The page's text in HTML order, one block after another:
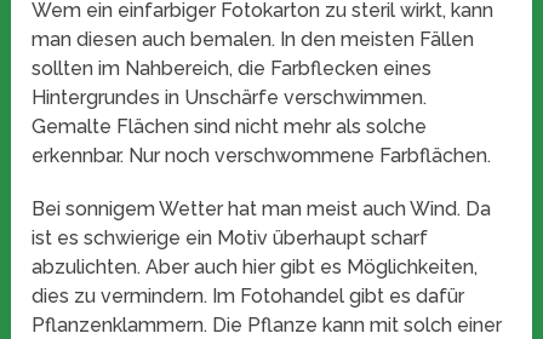
Wem ein einfarbiger Fotokarton zu steril wirkt, kann
man diesen auch bemalen. In den meisten Fällen
sollten im Nahbereich, die Farbflecken eines
Hintergrundes in Unschärfe verschwimmen.
Gemalte Flächen sind nicht mehr als solche
erkennbar. Nur noch verschwommene Farbflächen.
Bei sonnigem Wetter hat man meist auch Wind. Da
ist es schwierige ein Motiv überhaupt scharf
abzulichten. Aber auch hier gibt es Möglichkeiten,
dies zu vermindern. Im Fotohandel gibt es dafür
Pflanzenklammern. Die Pflanze kann mit solch einer